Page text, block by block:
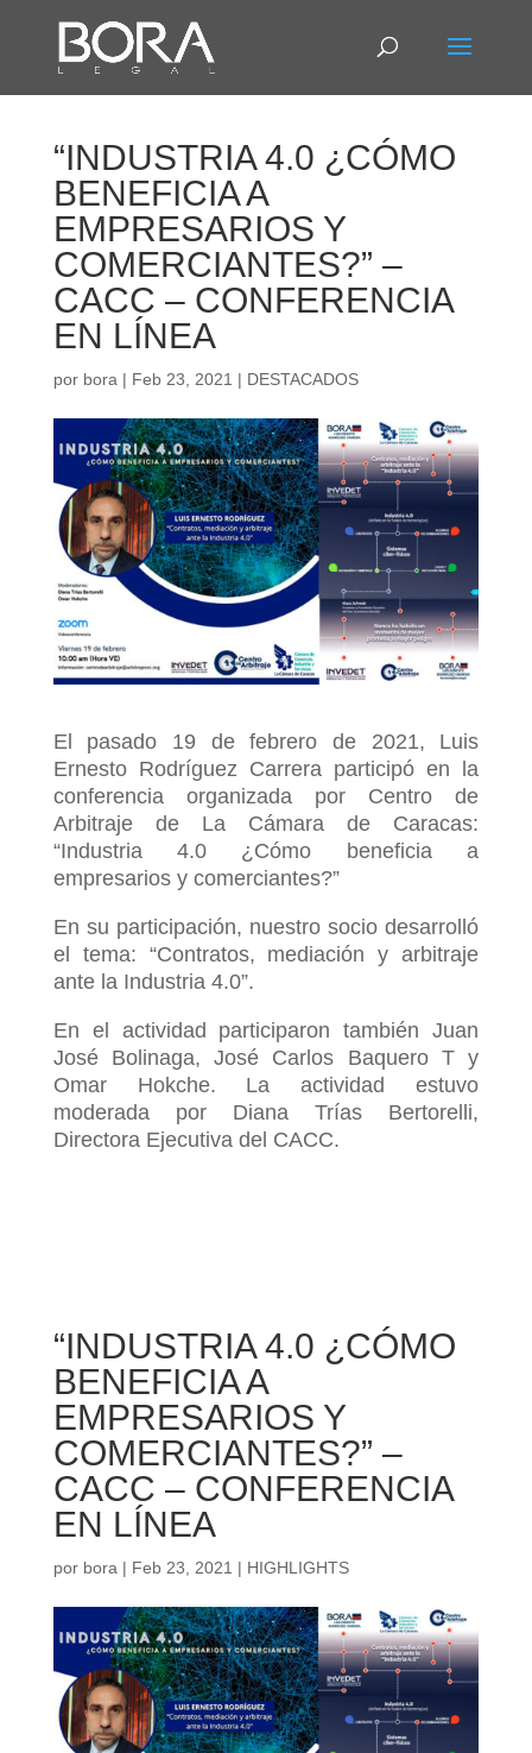
“INDUSTRIA 4.0 ¿CÓMO
BENEFICIA A
EMPRESARIOS Y
COMERCIANTES?” –
CACC – CONFERENCIA
EN LÍNEA
por bora | Feb 23, 2021 | DESTACADOS
El pasado 19 de febrero de 2021, Luis
Ernesto Rodríguez Carrera participó en la
conferencia organizada por Centro de
Arbitraje de La Cámara de Caracas:
“Industria 4.0 ¿Cómo beneficia a
empresarios y comerciantes?”
En su participación, nuestro socio desarrolló
el tema: “Contratos, mediación y arbitraje
ante la Industria 4.0”.
En el actividad participaron también Juan
José Bolinaga, José Carlos Baquero T y
Omar Hokche. La actividad estuvo
moderada por Diana Trías Bertorelli,
Directora Ejecutiva del CACC.
“INDUSTRIA 4.0 ¿CÓMO
BENEFICIA A
EMPRESARIOS Y
COMERCIANTES?” –
CACC – CONFERENCIA
EN LÍNEA
por bora | Feb 23, 2021 | HIGHLIGHTS